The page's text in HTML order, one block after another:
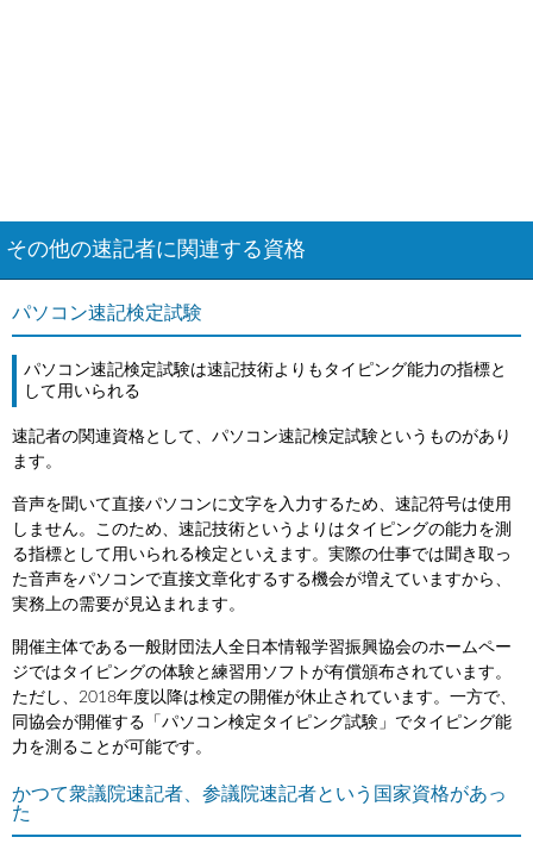
その他の速記者に関連する資格
パソコン速記検定試験
パソコン速記検定試験は速記技術よりもタイピング能力の指標と
して用いられる
速記者の関連資格として、パソコン速記検定試験というものがあり
ます。
音声を聞いて直接パソコンに文字を入力するため、速記符号は使用
しません。このため、速記技術というよりはタイピングの能力を測
る指標として用いられる検定といえます。実際の仕事では聞き取っ
た音声をパソコンで直接文章化するする機会が増えていますから、
実務上の需要が見込まれます。
開催主体である一般財団法人全日本情報学習振興協会のホームペー
ジではタイピングの体験と練習用ソフトが有償頒布されています。
ただし、2018年度以降は検定の開催が休止されています。一方で、
同協会が開催する「パソコン検定タイピング試験」でタイピング能
力を測ることが可能です。
かつて衆議院速記者、参議院速記者という国家資格があっ
た